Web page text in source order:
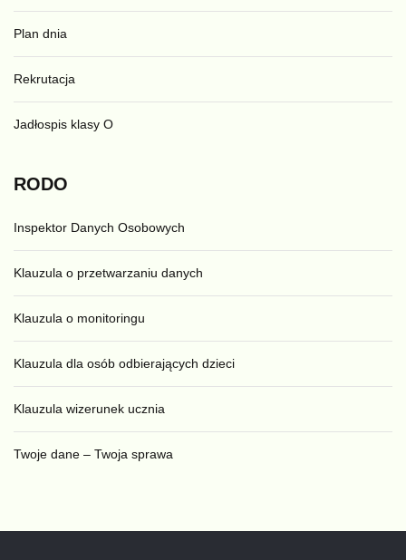
Plan dnia
Rekrutacja
Jadłospis klasy O
RODO
Inspektor Danych Osobowych
Klauzula o przetwarzaniu danych
Klauzula o monitoringu
Klauzula dla osób odbierających dzieci
Klauzula wizerunek ucznia
Twoje dane – Twoja sprawa